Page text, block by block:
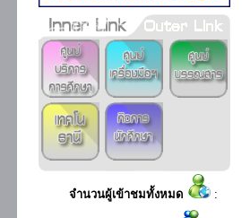
จำนวนผู้เข้าชมทั้งหมด :